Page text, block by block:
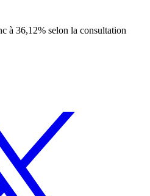
à 36,12% selon la consultation